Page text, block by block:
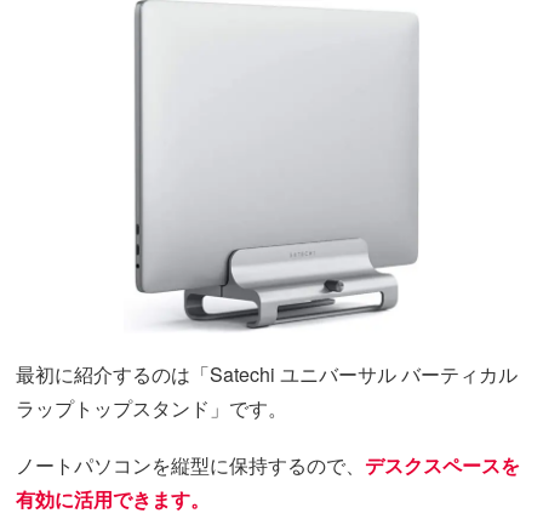
最初に紹介するのは「Satechi ユニバーサル バーティカル
ラップトップスタンド」です。
ノートパソコンを縦型に保持するので、デスクスペースを
有効に活用できます。